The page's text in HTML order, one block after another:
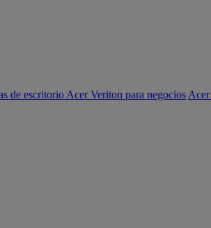
de escritorio Acer Veriton para negocios